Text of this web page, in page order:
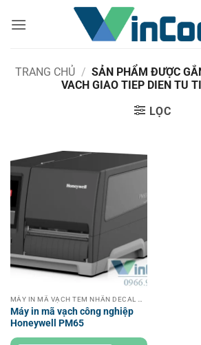
qua
TRANG CHỦ / SẢN PHẨM ĐƯỢC
VACH GIAO TIEP DIEN TU
LỌC
Máy in mã vạch công nghiệp
Honeywell PM65